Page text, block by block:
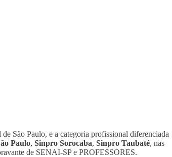
São Paulo, e a categoria profissional diferenciada
Paulo, Sinpro Sorocaba, Sinpro Taubaté, nas
de SENAI-SP e PROFESSORES.